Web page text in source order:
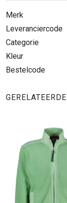
Merk
Leveranciercode
Categorie
Kleur
Bestelcode